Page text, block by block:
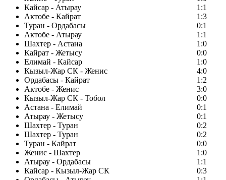
Кайсар - Атырау
1:1
Актобе - Кайрат
1:3
Туран - Ордабасы
0:1
Актобе - Атырау
1:1
Шахтер - Астана
1:0
Кайрат - Жетысу
0:0
Елимай - Кайсар
1:0
Кызыл-Жар СК - Женис
4:0
Ордабасы - Кайрат
1:2
Актобе - Женис
3:0
Кызыл-Жар СК - Тобол
0:0
Астана - Елимай
0:1
Атырау - Жетысу
0:1
Шахтер - Туран
0:2
Шахтер - Туран
0:2
Туран - Кайрат
0:0
Женис - Шахтер
1:0
Атырау - Ордабасы
1:1
Кайсар - Кызыл-Жар СК
0:3